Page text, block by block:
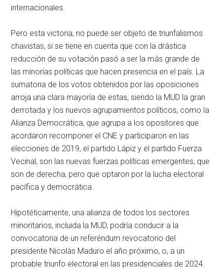
internacionales.
Pero esta victoria, no puede ser objeto de triunfalismos
chavistas, si se tiene en cuenta que con la drástica
reducción de su votación pasó a ser la más grande de
las minorías políticas que hacen presencia en el país. La
sumatoria de los votos obtenidos por las oposiciones
arroja una clara mayoría de estas, siendo la MUD la gran
derrotada y los nuevos agrupamientos políticos, como la
Alianza Democrática, que agrupa a los opositores que
acordaron recomponer el CNE y participaron en las
elecciones de 2019, el partido Lápiz y el partido Fuerza
Vecinal, son las nuevas fuerzas políticas emergentes, que
son de derecha, pero que optaron por la lucha electoral
pacífica y democrática.
Hipotéticamente, una alianza de todos los sectores
minoritarios, incluida la MUD, podría conducir a la
convocatoria de un referéndum revocatorio del
presidente Nicolás Maduro el año próximo, o, a un
probable triunfo electoral en las presidenciales de 2024.